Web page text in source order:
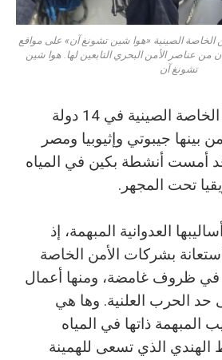
الصينية «هوا شين تشونغ آن» على مواقع
من عناصر الأمن البحري التابعين لها. هوا شين
تشونغ آن
تعمل شركات الأمن الخاصة الصينية في 14 دولة
بينها جيبوتي وإثيوبيا ومصر
أمست أنشطة بكين في المياه
تحت المجهر.
العدوانية المبهمة، إذ
بشركات الأمن الخاصة
في ظروف غامضة، ومنها أعمال
حد الحرب العلنية. وها هي
المبهمة ذاتها في المياه
الهندي الذي تسعى للهمينة